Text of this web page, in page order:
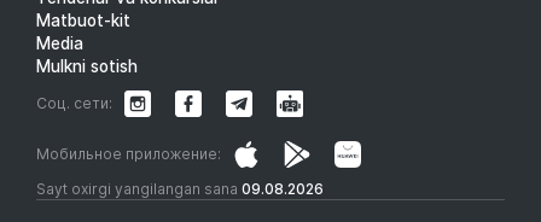
Matbuot-kit
Media
Mulkni sotish
Sayt oxirgi yangilangan sana 09.08.2026
Мобильное приложение:
Соц. сети: